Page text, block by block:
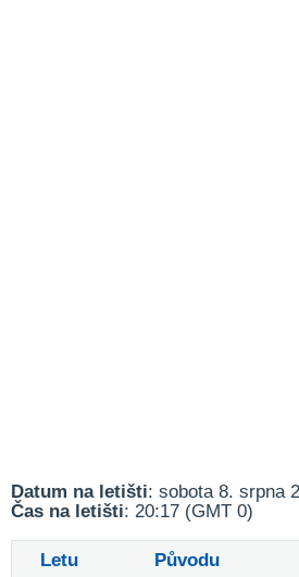
Datum na letišti: sobota 8. srpna
Čas na letišti: 20:17 (GMT 0)
Letu Původu